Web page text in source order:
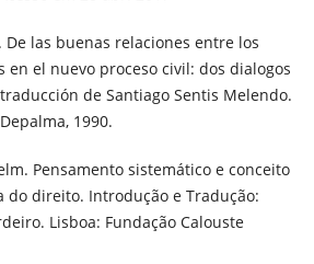
De las buenas relaciones entre los
en el nuevo proceso civil: dos dialogos
de Santiago Sentis Melendo.
1990.
Pensamento sistemático e conceito
do direito. Introdução e Tradução:
Lisboa: Fundação Calouste